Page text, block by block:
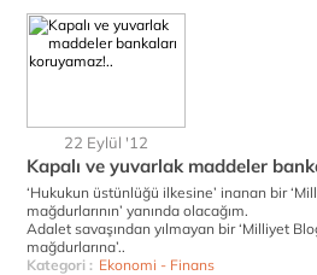
22 Eylül '12
Kapalı ve yuvarlak maddeler
‘Hukukun üstünlüğü ilkesine’ inanan bir
mağdurlarının’ yanında olacağım.
Adalet savaşından yılmayan bir ‘Milliyet
mağdurlarına’..
Kategori : Ekonomi - Finans